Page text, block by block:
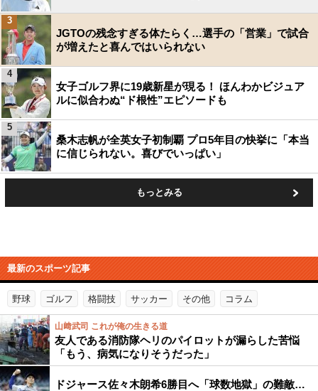
JGTOの残念すぎる体たらく…選手の「営業」で試合
が増えたと喜んではいられない
3
女子ゴルフ界に19歳新星が現る！ ほんわかビジュア
ルに似合わぬ“ド根性”エピソードも
4
桑木志帆が全英女子初制覇 プロ5年目の快挙に「本当
に信じられない。喜びでいっぱい」
5
もっとみる
最新のスポーツ記事
野球 ゴルフ 格闘技 サッカー その他 コラム
山﨑武司 これが俺の生きる道
友人である消防隊ヘリのパイロットが漏らした苦悩
「もう、病気になりそうだった」
ドジャース佐々木朗希6勝目へ「球数地獄」の難敵…